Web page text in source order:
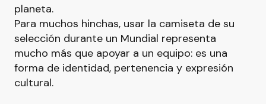
planeta.
Para muchos hinchas, usar la camiseta de su
selección durante un Mundial representa
mucho más que apoyar a un equipo: es una
forma de identidad, pertenencia y expresión
cultural.